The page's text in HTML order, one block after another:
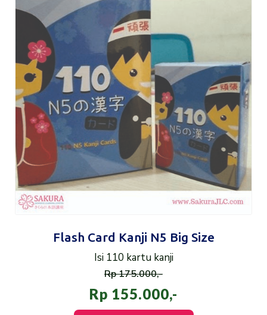
Flash Card Kanji N5 Big Size
Isi 110 kartu kanji
Rp 175.000,-
Rp 155.000,-